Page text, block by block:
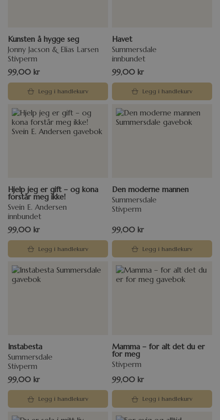
Kunsten å hygge seg
Jonny Jacson & Elias Larsen
Stivperm
99,00 kr
Legg i handlekurv
Havet
Summersdale
innbundet
99,00 kr
Legg i handlekurv
Hjelp jeg er gift – og kona
forstår meg ikke!
Svein E. Andersen
innbundet
99,00 kr
Legg i handlekurv
Den moderne mannen
Summersdale
Stivperm
99,00 kr
Legg i handlekurv
Instabesta
Summersdale
Stivperm
99,00 kr
Legg i handlekurv
Mamma – for alt det du er
for meg
Stivperm
99,00 kr
Legg i handlekurv